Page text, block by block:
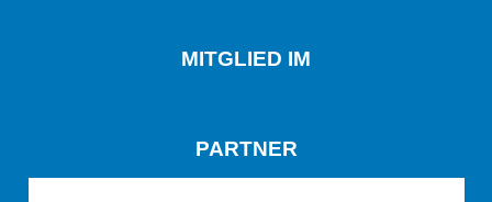
MITGLIED IM
PARTNER